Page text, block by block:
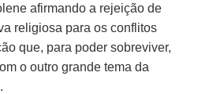
afirmando a rejeição de
religiosa para os conflitos
que, para poder sobreviver,
o outro grande tema da